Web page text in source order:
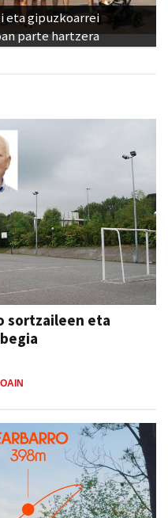
eta gipuzkoarrei
parte hartzera
sortzaileen eta